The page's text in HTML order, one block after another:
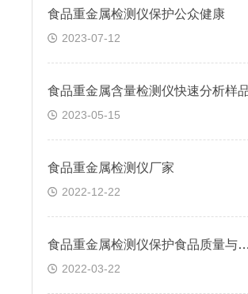
食品重金属检测仪保护公众健康
2023-07-12
食品重金属含量检测仪快速分析样
2023-05-15
食品重金属检测仪厂家
2022-12-22
食品重金属检测仪保护食品质量与安全
2022-03-22